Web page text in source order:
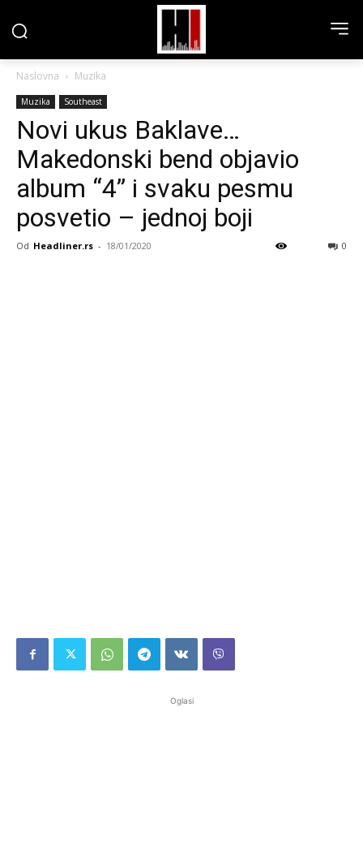
Naslovna Muzika
Muzika Southeast
Novi ukus Baklave…
Makedonski bend objavio
album “4” i svaku pesmu
posvetio – jednoj boji
Od Headliner.rs - 18/01/2020 0
Oglasi